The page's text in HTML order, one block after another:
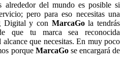
alrededor del mundo es posible si
pero para eso necesitas una
Digital y con MarcaGola tendrás
que tu marca sea reconocida
que necesitas. En muy poco
porque MarcaGo se encargará de